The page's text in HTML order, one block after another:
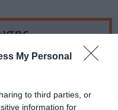
My Personal
to third parties, or
information for